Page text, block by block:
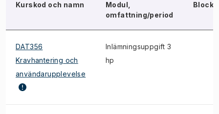
Kurskod och namn
Modul,
omfattning/period
Block
DAT356
Kravhantering och
användarupplevelse
Inlämningsuppgift 3
hp